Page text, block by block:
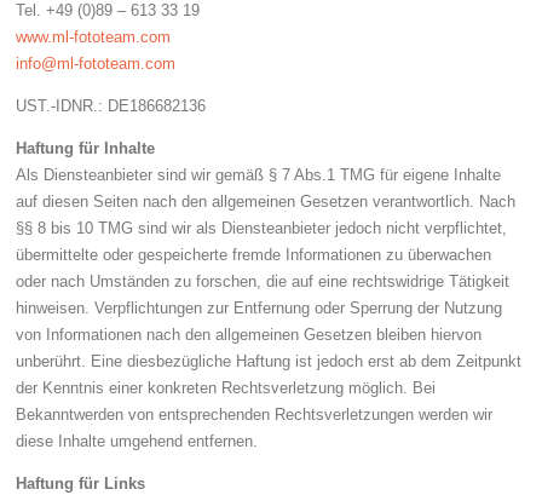
Tel. +49 (0)89 – 613 33 19
www.ml-fototeam.com
info@ml-fototeam.com
UST.-IDNR.: DE186682136
Haftung für Inhalte
Als Diensteanbieter sind wir gemäß § 7 Abs.1 TMG für eigene Inhalte
auf diesen Seiten nach den allgemeinen Gesetzen verantwortlich. Nach
§§ 8 bis 10 TMG sind wir als Diensteanbieter jedoch nicht verpflichtet,
übermittelte oder gespeicherte fremde Informationen zu überwachen
oder nach Umständen zu forschen, die auf eine rechtswidrige Tätigkeit
hinweisen. Verpflichtungen zur Entfernung oder Sperrung der Nutzung
von Informationen nach den allgemeinen Gesetzen bleiben hiervon
unberührt. Eine diesbezügliche Haftung ist jedoch erst ab dem Zeitpunkt
der Kenntnis einer konkreten Rechtsverletzung möglich. Bei
Bekanntwerden von entsprechenden Rechtsverletzungen werden wir
diese Inhalte umgehend entfernen.
Haftung für Links